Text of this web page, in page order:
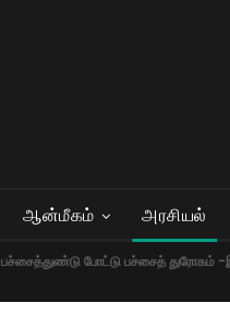
ஆன்மீகம் அரசியல்
பச்சைத்துண்டு போட்டு பச்சைத் துரோகம் -